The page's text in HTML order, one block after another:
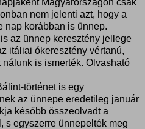
nem jelenti azt, hogy a
nap korábban is ünnep.
az ünnep keresztény jellege
itáliai ókeresztény vértanú,
is ismerték. Olvasható
történet is egy
az ünnepe eredetileg január
később összeolvadt a
s egyszerre ünnepelték meg